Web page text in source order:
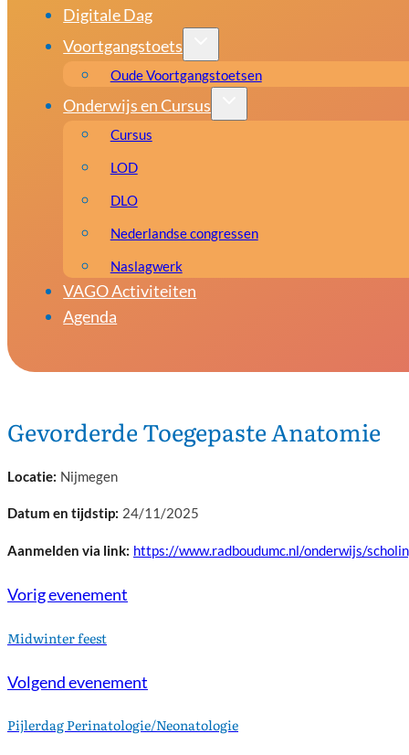
Digitale Dag
Voortgangstoets
Oude Voortgangstoetsen
Onderwijs en Cursus
Cursus
LOD
DLO
Nederlandse congressen
Naslagwerk
VAGO Activiteiten
Agenda
Gevorderde Toegepaste Anatomie
Nijmegen
24/11/2025
https://www.radboudumc.nl/onderwijs/
Vorig evenement
Midwinter feest
Volgend evenement
Pijlerdag Perinatologie/Neonatologie